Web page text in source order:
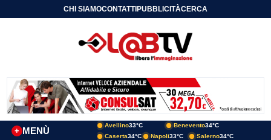
CHI SIAMOCONTATTIPUBBLICITÀCERCA
MENÙ
+
Avellino33°C Benevento34°C
Caserta34°C Napoli33°C Salerno34°C